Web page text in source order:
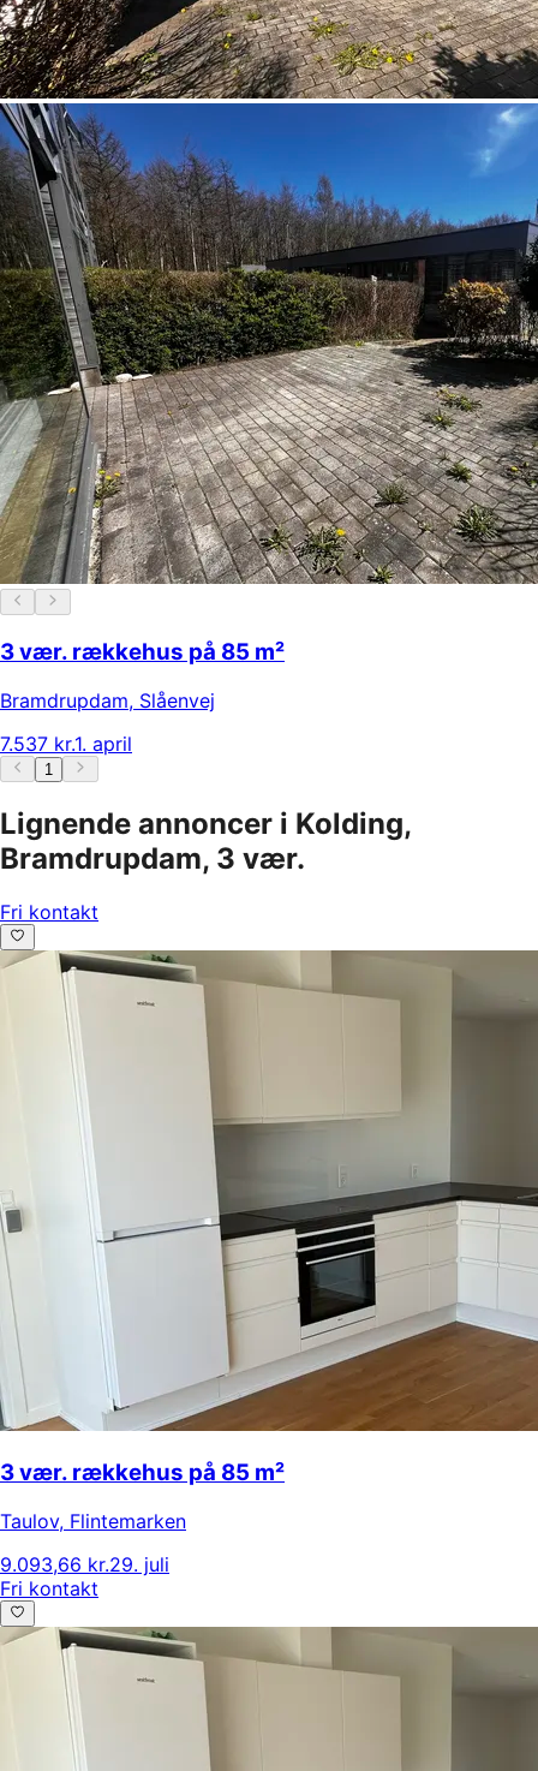
3 vær. rækkehus på 85 m²
Bramdrupdam, Slåenvej
7.537 kr.1. april
1
Lignende annoncer i Kolding,
Bramdrupdam, 3 vær.
Fri kontakt
3 vær. rækkehus på 85 m²
Taulov, Flintemarken
9.093,66 kr.29. juli
Fri kontakt